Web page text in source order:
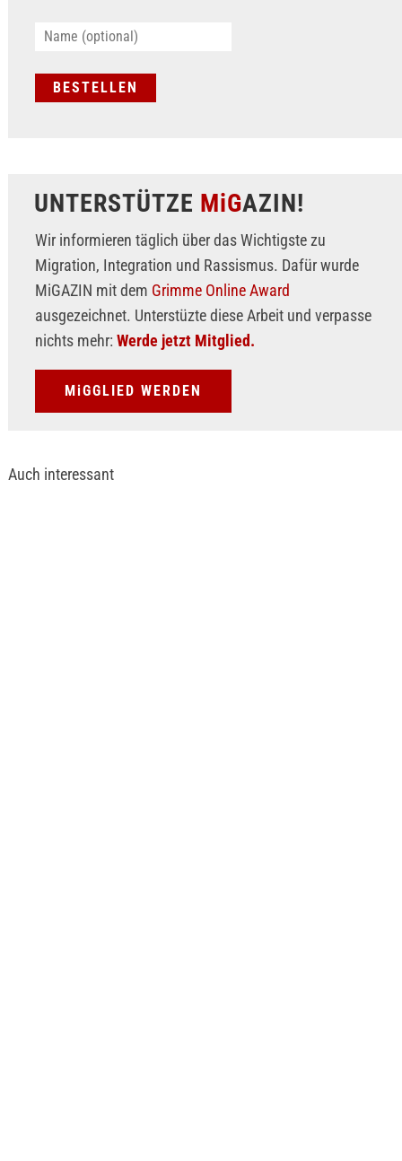
UNTERSTÜTZE MiGAZIN!
Wir informieren täglich über das Wichtigste zu
Migration, Integration und Rassismus. Dafür wurde
MiGAZIN mit dem Grimme Online Award
ausgezeichnet. Unterstüzte diese Arbeit und verpasse
nichts mehr: Werde jetzt Mitglied.
MiGGLIED WERDEN
Auch interessant